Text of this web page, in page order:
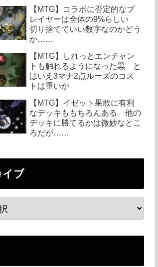
【MTG】コラボに否定的なプ
レイヤーは全体の9%らしい
切り捨てていい数字なのかどう
か……
【MTG】しれっとエンチャン
トも触れるようになった黒 と
はいえ3マナ2点ルーズのコス
トは重いか
【MTG】イゼット果敢に有利
なデッキももちろんある 他の
デッキに勝てるかは微妙なとこ
ろだが……
イブ